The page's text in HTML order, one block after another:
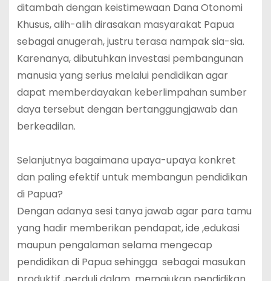
ditambah dengan keistimewaan Dana Otonomi
Khusus, alih-alih dirasakan masyarakat Papua
sebagai anugerah, justru terasa nampak sia-sia.
Karenanya, dibutuhkan investasi pembangunan
manusia yang serius melalui pendidikan agar
dapat memberdayakan keberlimpahan sumber
daya tersebut dengan bertanggungjawab dan
berkeadilan.
Selanjutnya bagaimana upaya-upaya konkret
dan paling efektif untuk membangun pendidikan
di Papua?
Dengan adanya sesi tanya jawab agar para tamu
yang hadir memberikan pendapat, ide ,edukasi
maupun pengalaman selama mengecap
pendidikan di Papua sehingga sebagai masukan